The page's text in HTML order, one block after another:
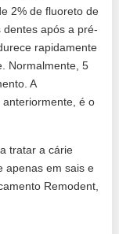
2% de fluoreto de
após a pré-
rapidamente
Normalmente, 5
A
é o
tratar a cárie
apenas em sais e
Remodent,